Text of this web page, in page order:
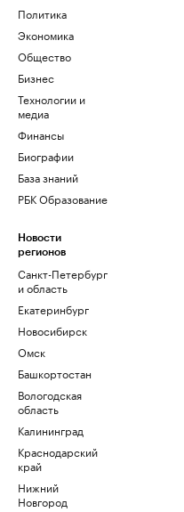
Политика
Экономика
Общество
Бизнес
Технологии и
медиа
Финансы
Биографии
База знаний
РБК Образование
Новости
регионов
Санкт-Петербург
и область
Екатеринбург
Новосибирск
Омск
Башкортостан
Вологодская
область
Калининград
Краснодарский
край
Нижний
Новгород